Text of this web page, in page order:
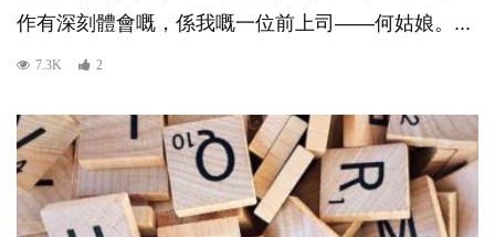
作有深刻體會嘅，係我嘅一位前上司——何姑娘。...
7.3K 2